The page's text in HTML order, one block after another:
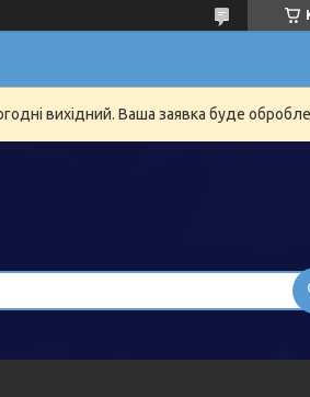
вихідний. Ваша заявка буде